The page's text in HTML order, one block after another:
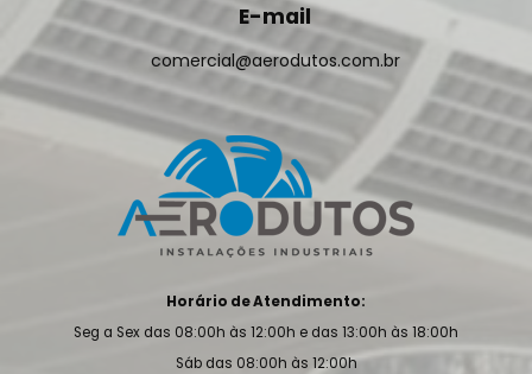
E-mail
comercial@aerodutos.com.br
Horário de Atendimento:
Seg a Sex das 08:00h às 12:00h e das 13:00h às 18:00h
Sáb das 08:00h às 12:00h